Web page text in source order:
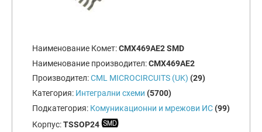
Наименование Комет:CMX469AE2 SMD
Наименование производител:CMX469AE2
Производител:CML MICROCIRCUITS (UK) (29)
Категория: Интегрални схеми (5700)
Подкатегория: Комуникационни и мрежови ИС(99)
Корпус:TSSOP24